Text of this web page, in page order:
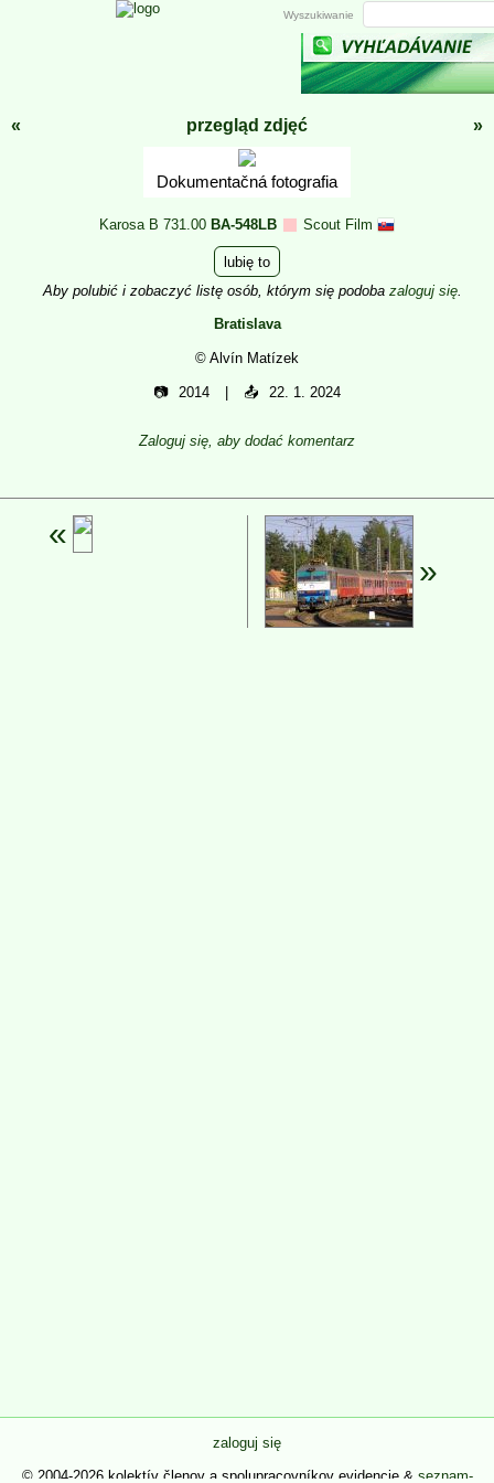
« przegląd zdjęć »
Dokumentačná fotografia
Karosa B 731.00 BA-548LB Scout Film
lubię to
Aby polubić i zobaczyć listę osób, którym się podoba zaloguj się.
Bratislava
© Alvín Matízek
📷 2014 📤 22. 1. 2024
Zaloguj się, aby dodać komentarz
Wyszukiwanie
zaloguj się
© 2004-2026 kolektív členov a spolupracovníkov evidencie & seznam-